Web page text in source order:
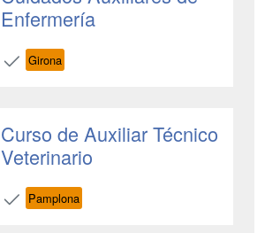
Enfermería
Girona
Curso de Auxiliar Técnico
Veterinario
Pamplona